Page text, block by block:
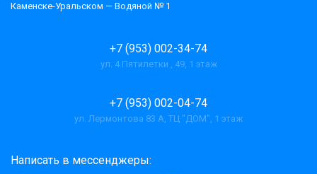
Каменске-Уральском — Водяной № 1
+7 (953) 002-34-74
ул. 4 Пятилетки , 49, 1 этаж
+7 (953) 002-04-74
ул. Лермонтова 83 А, ТЦ "ДОМ", 1 этаж
Написать в мессенджеры: